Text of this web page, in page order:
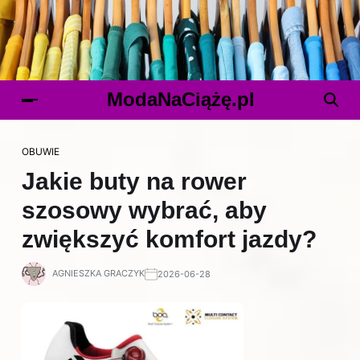
ModaNaCiążę.pl
OBUWIE
Jakie buty na rower
szosowy wybrać, aby
zwiększyć komfort jazdy?
AGNIESZKA GRACZYK 2026-06-28